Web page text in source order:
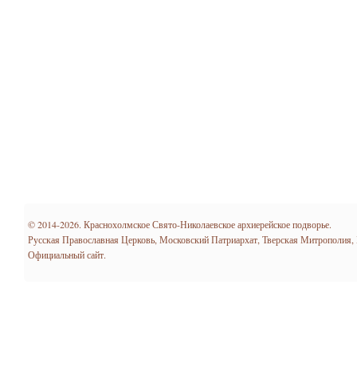
© 2014-2026. Краснохолмское Свято-Николаевское архиерейское подворье.
Русская Православная Церковь, Московский Патриархат, Тверская
Официальный сайт.